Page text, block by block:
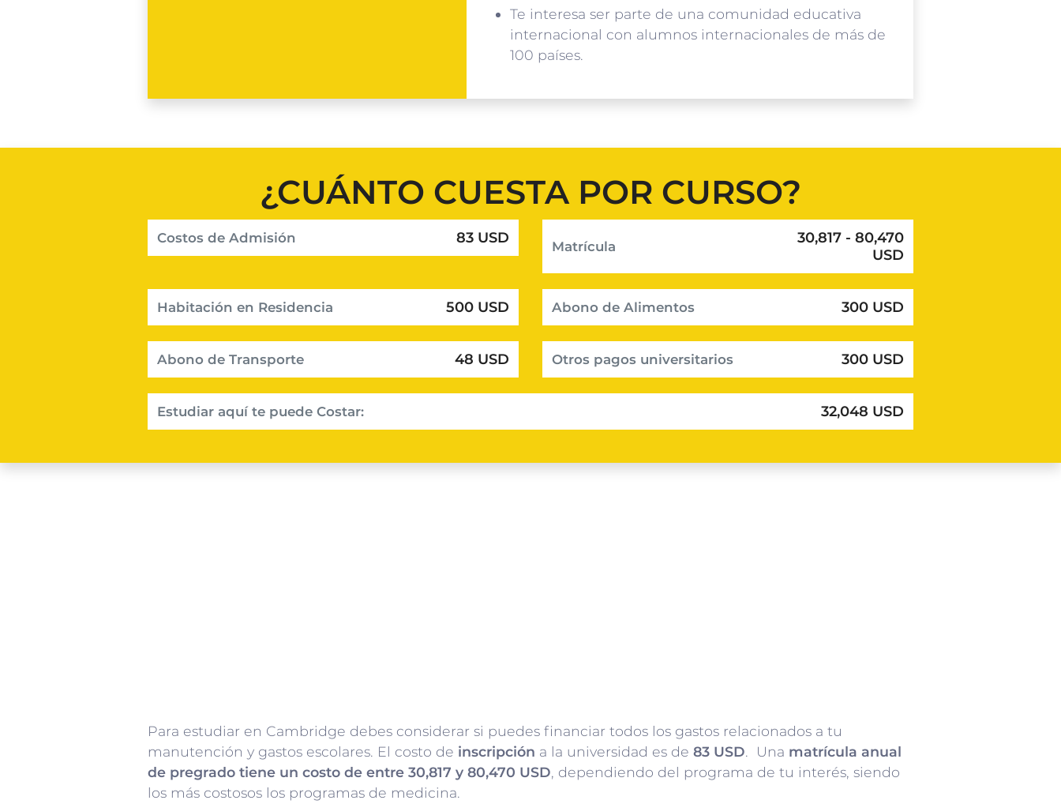
Te interesa ser parte de una comunidad educativa
internacional con alumnos internacionales de más de
100 países.
¿CUÁNTO CUESTA POR CURSO?
Costos de Admisión 83 USD Matrícula
30,817 - 80,470
USD
Habitación en Residencia 500 USD Abono de Alimentos 300 USD
Abono de Transporte 48 USD Otros pagos universitarios 300 USD
Estudiar aquí te puede Costar: 32,048 USD
Para estudiar en Cambridge debes considerar si puedes financiar todos los gastos relacionados a tu
manutención y gastos escolares. El costo de inscripción a la universidad es de 83 USD. Una matrícula anual
de pregrado tiene un costo de entre 30,817 y 80,470 USD, dependiendo del programa de tu interés, siendo
los más costosos los programas de medicina.